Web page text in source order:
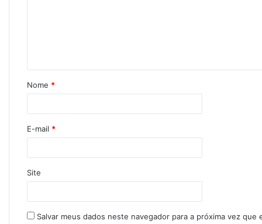
Nome *
E-mail *
Site
Salvar meus dados neste navegador para a próxima vez que